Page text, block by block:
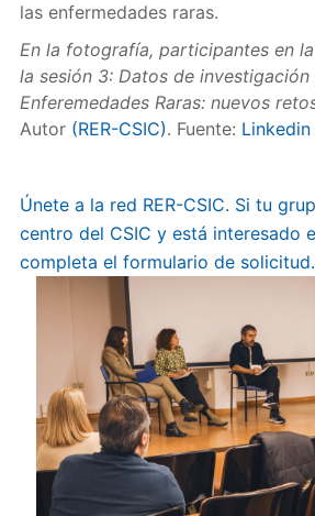
las enfermedades raras.
En la fotografía, participantes en
la sesión 3: Datos de investigación
Enferemedades Raras: nuevos
Autor (RER-CSIC). Fuente: Linkedin
Únete a la red RER-CSIC. Si tu
centro del CSIC y está interesado
completa el formulario de solicitud.